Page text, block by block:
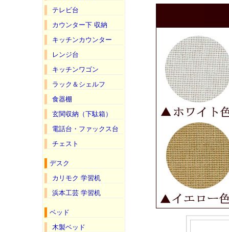
テレビ台
カウンター下 収納
キッチンカウンター
レンジ台
キッチンワゴン
ラック＆シェルフ
食器棚
玄関収納（下駄箱）
電話台・ファックス台
チェスト
デスク
カリモク 学習机
浜本工芸 学習机
ベッド
木製ベッド